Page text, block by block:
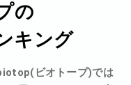
の
キング
ビオトープ)では